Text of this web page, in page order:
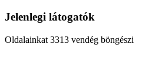
Jelenlegi látogatók
Oldalainkat 3313 vendég böngészi